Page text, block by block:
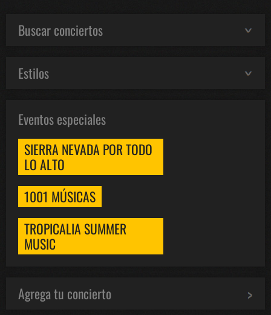
Buscar conciertos
Estilos
Eventos especiales
SIERRA NEVADA POR TODO
LO ALTO
1001 MÚSICAS
TROPICALIA SUMMER
MUSIC
Agrega tu concierto